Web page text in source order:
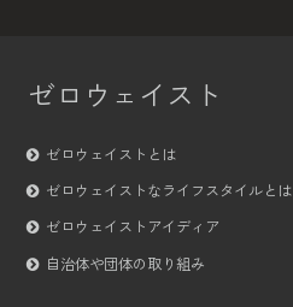
ゼロウェイスト
ゼロウェイストとは
ゼロウェイストなライフスタイルとは
ゼロウェイストアイディア
自治体や団体の取り組み